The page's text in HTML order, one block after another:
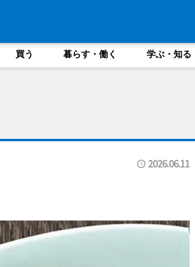
買う 暮らす・働く 学ぶ・知る
2026.06.11